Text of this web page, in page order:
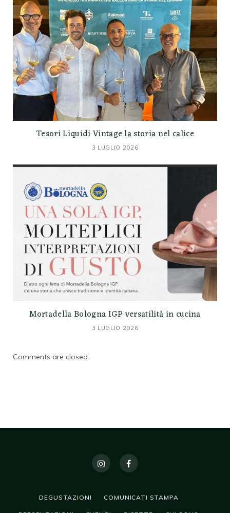
Tesori Liquidi Vintage la storia nel calice
3 LUGLIO 2026
Mortadella Bologna IGP versatilità in cucina
3 LUGLIO 2026
Comments are closed.
DEGUSTAZIONI COMUNICATI STAMPA